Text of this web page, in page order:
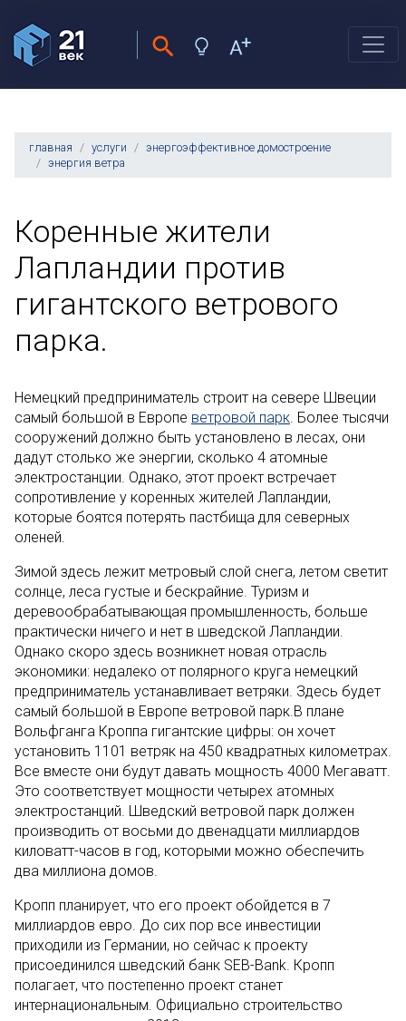
главная услуги
энергоэффективное домостроение
энергия ветра
Коренные жители
Лапландии против
гигантского ветрового
парка.
Немецкий предприниматель строит на севере Швеции
самый большой в Европе ветровой парк. Более тысячи
сооружений должно быть установлено в лесах, они
дадут столько же энергии, сколько 4 атомные
электростанции. Однако, этот проект встречает
сопротивление у коренных жителей Лапландии,
которые боятся потерять пастбища для северных
оленей.
Зимой здесь лежит метровый слой снега, летом светит
солнце, леса густые и бескрайние. Туризм и
деревообрабатывающая промышленность, больше
практически ничего и нет в шведской Лапландии.
Однако скоро здесь возникнет новая отрасль
экономики: недалеко от полярного круга немецкий
предприниматель устанавливает ветряки. Здесь будет
самый большой в Европе ветровой парк.В плане
Вольфганга Кроппа гигантские цифры: он хочет
установить 1101 ветряк на 450 квадратных километрах.
Все вместе они будут давать мощность 4000 Мегаватт.
Это соответствует мощности четырех атомных
электростанций. Шведский ветровой парк должен
производить от восьми до двенадцати миллиардов
киловатт-часов в год, которыми можно обеспечить
два миллиона домов.
Кропп планирует, что его проект обойдется в 7
миллиардов евро. До сих пор все инвестиции
приходили из Германии, но сейчас к проекту
присоединился шведский банк SEB-Bank. Кропп
полагает, что постепенно проект станет
интернациональным. Официально строительство